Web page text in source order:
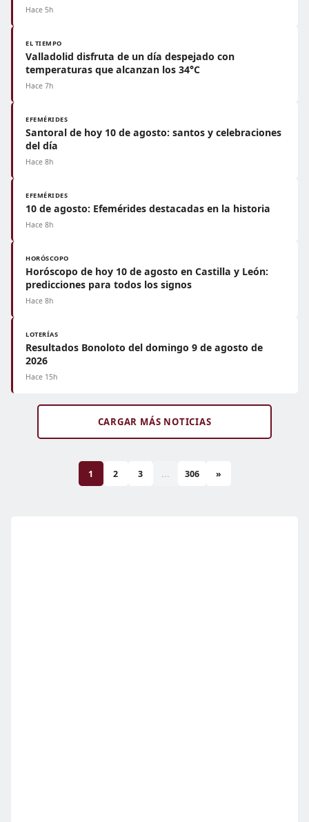
Hace 5h
EL TIEMPO
Valladolid disfruta de un día despejado con
temperaturas que alcanzan los 34°C
Hace 7h
EFEMÉRIDES
Santoral de hoy 10 de agosto: santos y celebraciones
del día
Hace 8h
EFEMÉRIDES
10 de agosto: Efemérides destacadas en la historia
Hace 8h
HORÓSCOPO
Horóscopo de hoy 10 de agosto en Castilla y León:
predicciones para todos los signos
Hace 8h
LOTERÍAS
Resultados Bonoloto del domingo 9 de agosto de
2026
Hace 15h
CARGAR MÁS NOTICIAS
1 2 3 ... 306 »